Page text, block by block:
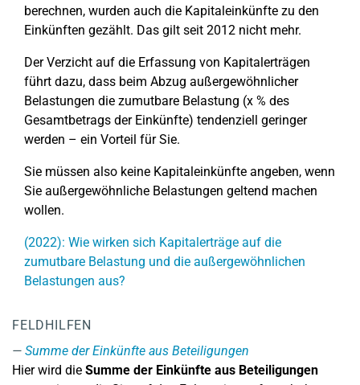
berechnen, wurden auch die Kapitaleinkünfte zu den
Einkünften gezählt. Das gilt seit 2012 nicht mehr.
Der Verzicht auf die Erfassung von Kapitalerträgen
führt dazu, dass beim Abzug außergewöhnlicher
Belastungen die zumutbare Belastung (x % des
Gesamtbetrags der Einkünfte) tendenziell geringer
werden – ein Vorteil für Sie.
Sie müssen also keine Kapitaleinkünfte angeben, wenn
Sie außergewöhnliche Belastungen geltend machen
wollen.
(2022): Wie wirken sich Kapitalerträge auf die
zumutbare Belastung und die außergewöhnlichen
Belastungen aus?
FELDHILFEN
Summe der Einkünfte aus Beteiligungen
Hier wird die Summe der Einkünfte aus Beteiligungen